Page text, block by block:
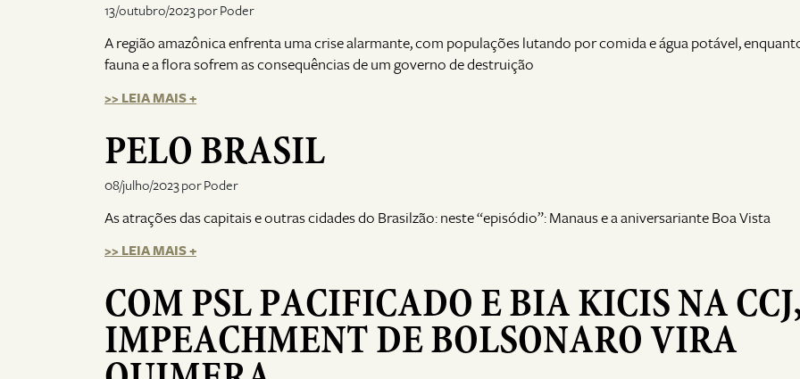
13/outubro/2023 por Poder
A região amazônica enfrenta uma crise alarmante, com populações lutando por comida e água potável,
fauna e a flora sofrem as consequências de um governo de destruição
>> LEIA MAIS +
PELO BRASIL
08/julho/2023 por Poder
As atrações das capitais e outras cidades do Brasilzão: neste “episódio”: Manaus e a aniversariante Boa Vista
>> LEIA MAIS +
COM PSL PACIFICADO E BIA KICIS NA
IMPEACHMENT DE BOLSONARO VIRA